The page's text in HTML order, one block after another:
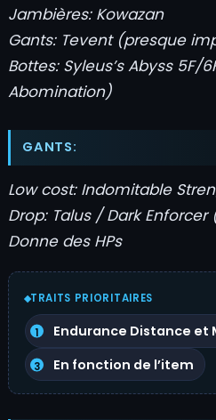
Jambières: Kowazan
Gants: Tevent (presque
Bottes: Syleus’s Abyss 5F/
Abomination)
GANTS:
Low cost: Indomitable
Drop: Talus / Dark Enforcer
Donne des HPs
TRAITS PRIORITAIRES
Endurance Distance et
En fonction de l’item